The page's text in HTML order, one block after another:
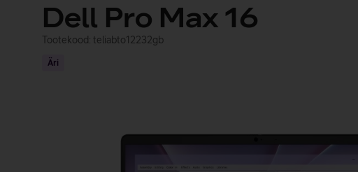
Dell Pro Max 16
Tootekood: teliabto12232gb
Äri